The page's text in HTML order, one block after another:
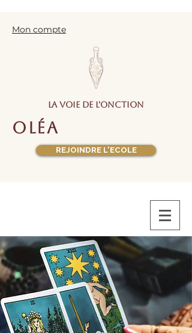
Mon compte
la voie de l'onction
oléa
REJOINDRE L'ECOLE